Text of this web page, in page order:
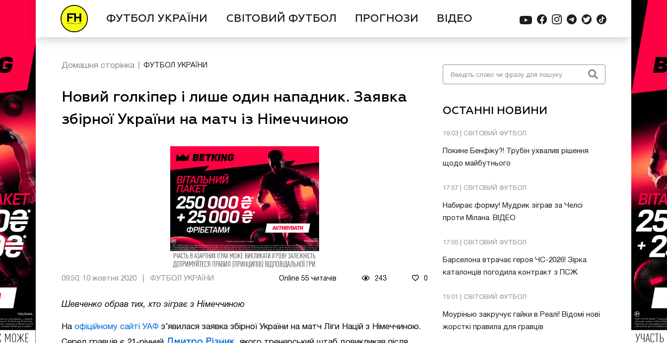
ФУТБОЛ УКРАЇНИ СВІТОВИЙ ФУТБОЛ ПРОГНОЗИ ВІДЕО
ОСТАННІ НОВИНИ
19:03 | СВІТОВИЙ ФУТБОЛ
Покине Бенфіку?! Трубін ухвалив рішення
щодо майбутнього
17:57 | СВІТОВИЙ ФУТБОЛ
Набирає форму! Мудрик зіграв за Челсі
проти Мілана. ВІДЕО
17:05 | СВІТОВИЙ ФУТБОЛ
Барселона втрачає героя ЧС-2026! Зірка
каталонців погодила контракт з ПСЖ
15:01 | СВІТОВИЙ ФУТБОЛ
Моурінью закручує гайки в Реалі! Відомі нові
жорсткі правила для гравців
Домашня сторінка ФУТБОЛ УКРАЇНИ
Новий голкіпер і лише один нападник. Заявка
збірної України на матч із Німеччиною
09:50, 10 жовтня 2020 ФУТБОЛ УКРАЇНИ Online 55 читачів 243 0
Шевченко обрав тих, хто зіграє з Німеччиною
На офіційному сайті УАФ з’явилася заявка збірної України на матч Ліги Націй з Німеччиною.